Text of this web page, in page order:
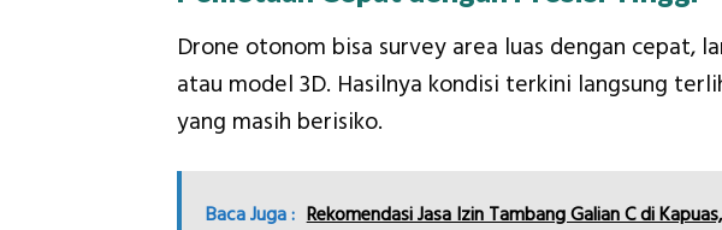
Drone otonom bisa survey area luas dengan cepat,
atau model 3D. Hasilnya kondisi terkini langsung
yang masih berisiko.
Baca Juga : Rekomendasi Jasa Izin Tambang Galian C di